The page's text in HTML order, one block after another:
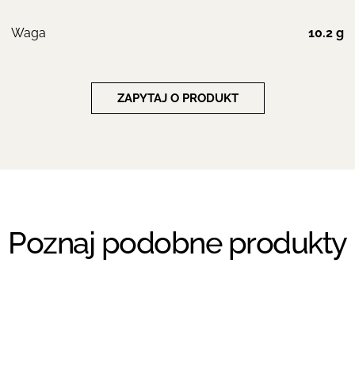
Waga 10.2 g
ZAPYTAJ O PRODUKT
Poznaj podobne produkty